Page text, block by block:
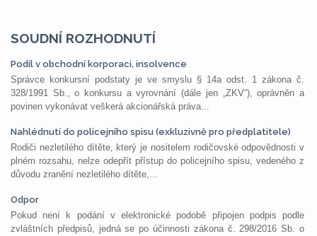
SOUDNÍ ROZHODNUTÍ
Podíl v obchodní korporaci, insolvence
Správce konkursní podstaty je ve smyslu § 14a odst. 1 zákona č.
328/1991 Sb., o konkursu a vyrovnání (dále jen „ZKV“), oprávněn a
povinen vykonávat veškerá akcionářská práva...
Nahlédnutí do policejního spisu (exkluzivně pro předplatitele)
Rodiči nezletilého dítěte, který je nositelem rodičovské odpovědnosti v
plném rozsahu, nelze odepřít přístup do policejního spisu, vedeného z
důvodu zranění nezletilého dítěte,...
Odpor
Pokud není k podání v elektronické podobě připojen podpis podle
zvláštních předpisů, jedná se po účinnosti zákona č. 298/2016 Sb. o